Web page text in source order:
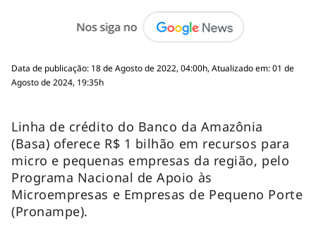
Data de publicação: 18 de Agosto de 2022, 04:00h, Atualizado em: 01 de
Agosto de 2024, 19:35h
Linha de crédito do Banco da Amazônia
(Basa) oferece R$ 1 bilhão em recursos para
micro e pequenas empresas da região, pelo
Programa Nacional de Apoio às
Microempresas e Empresas de Pequeno Porte
(Pronampe).